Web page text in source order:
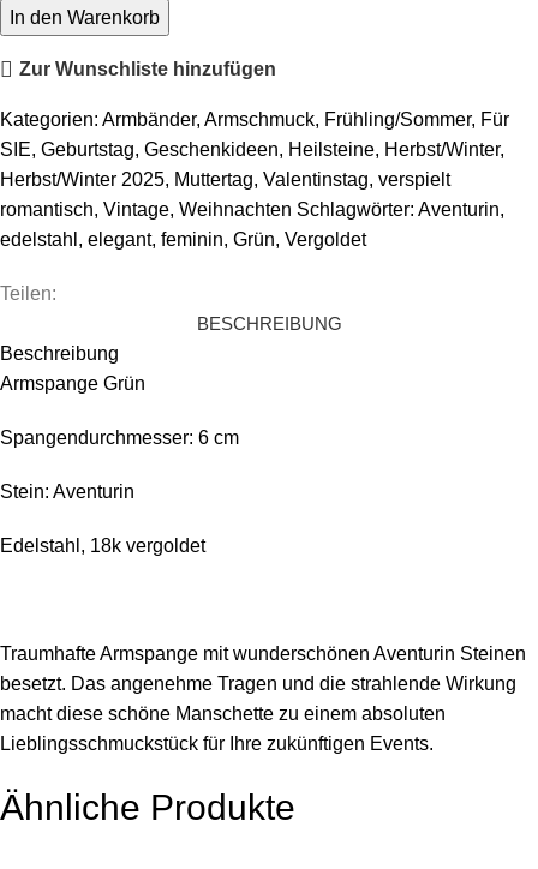
Armspange
Kassandra
(
Menge
In den Warenkorb
Zur Wunschliste hinzufügen
Kategorien: Armbänder, Armschmuck, Frühling/Sommer, Für
SIE, Geburtstag, Geschenkideen, Heilsteine, Herbst/Winter,
Herbst/Winter 2025, Muttertag, Valentinstag, verspielt
romantisch, Vintage, Weihnachten Schlagwörter: Aventurin,
edelstahl , elegant, feminin, Grün, Vergoldet
Teilen:
BESCHREIBUNG
Beschreibung
Armspange Grün
Spangendurchmesser: 6 cm
Stein: Aventurin
Edelstahl, 18k vergoldet
Traumhafte Armspange mit wunderschönen Aventurin Steinen
besetzt. Das angenehme Tragen und die strahlende Wirkung
macht diese schöne Manschette zu einem absoluten
Lieblingsschmuckstück für Ihre zukünftigen Events.
Ähnliche Produkte